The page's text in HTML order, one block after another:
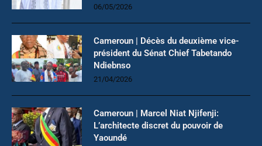
06/05/2026
Cameroun | Décès du deuxième vice-
président du Sénat Chief Tabetando
Ndiebnso
21/04/2026
Cameroun | Marcel Niat Njifenji:
L’architecte discret du pouvoir de
Yaoundé